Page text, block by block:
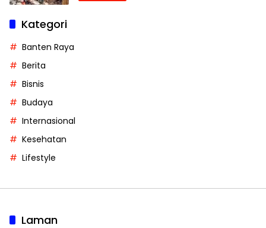
Kategori
Banten Raya
Berita
Bisnis
Budaya
Internasional
Kesehatan
Lifestyle
Laman